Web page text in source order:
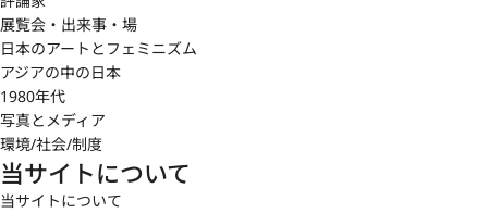
展覧会・出来事・場
日本のアートとフェミニズム
アジアの中の日本
1980年代
写真とメディア
環境/社会/制度
当サイトについて
当サイトについて